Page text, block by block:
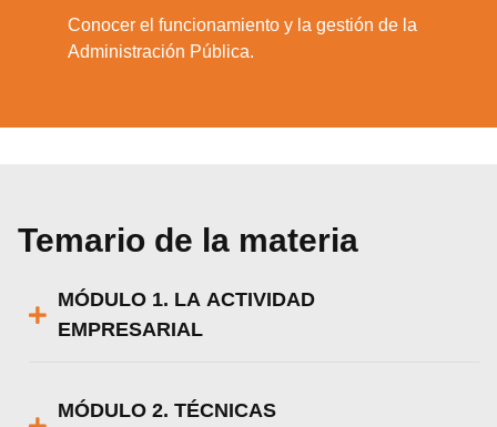
Conocer el funcionamiento y la gestión de la
Administración Pública.
Temario de la materia
MÓDULO 1. LA ACTIVIDAD
EMPRESARIAL
MÓDULO 2. TÉCNICAS